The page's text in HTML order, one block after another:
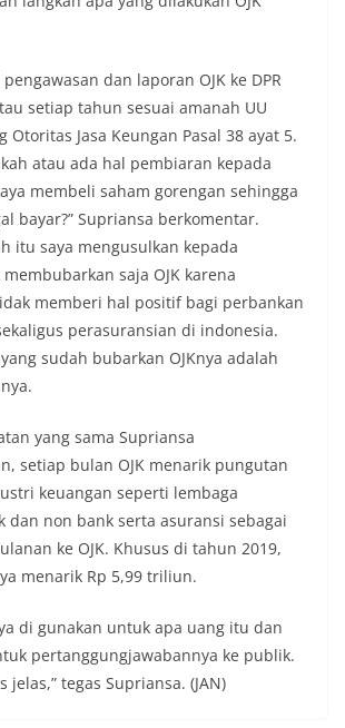
dan laporan OJK ke DPR
setiap tahun sesuai amanah UU
Otoritas Jasa Keungan Pasal 38 ayat 5.
atau ada hal pembiaran kepada
membeli saham gorengan sehingga
bayar?” Supriansa berkomentar.
itu saya mengusulkan kepada
saja OJK karena
memberi hal positif bagi perbankan
perasuransian di indonesia.
sudah bubarkan OJKnya adalah
yang sama Supriansa
setiap bulan OJK menarik pungutan
keuangan seperti lembaga
dan non bank serta asuransi sebagai
ke OJK. Khusus di tahun 2019,
menarik Rp 5,99 triliun.
di gunakan untuk apa uang itu dan
pertanggungjawabannya ke publik.
jelas,” tegas Supriansa. (JAN)